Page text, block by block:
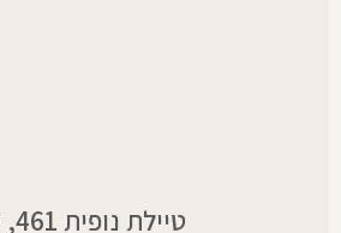
טיילת נופית 461, יהוד